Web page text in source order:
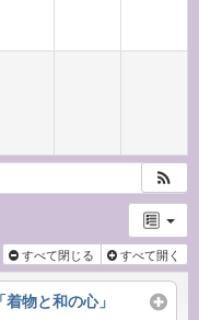
「お香と和の心」
すべて閉じる すべて開く
物と和の心」